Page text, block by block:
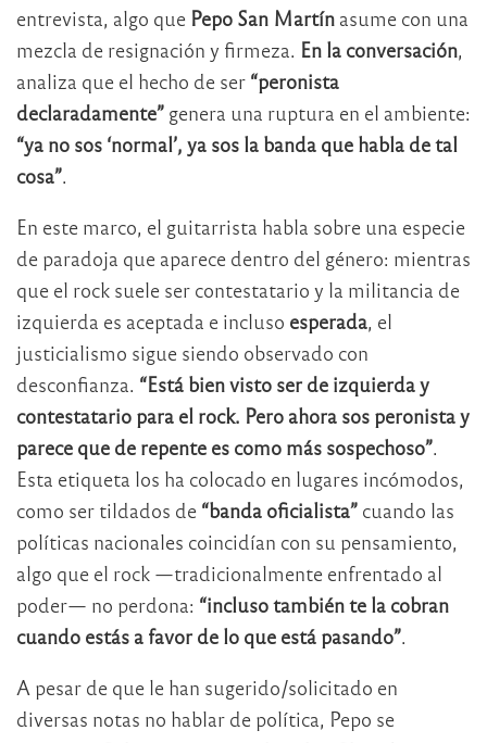
entrevista, algo que Pepo San Martín asume con una
mezcla de resignación y firmeza. En la conversación
analiza que el hecho de ser “peronista
declaradamente” genera una ruptura en el ambiente:
“ya no sos ‘normal’, ya sos la banda que habla de tal
cosa”
En este marco, el guitarrista habla sobre una especie
de paradoja que aparece dentro del género: mientras
que el rock suele ser contestatario y la militancia de
izquierda es aceptada e incluso esperada , el
justicialismo sigue siendo observado con
desconfianza. “Está bien visto ser de izquierda y
contestatario para el rock. Pero ahora sos peronista y
parece que de repente es como más sospechoso”
Esta etiqueta los ha colocado en lugares incómodos,
como ser tildados de “banda oficialista” cuando las
políticas nacionales coincidían con su pensamiento,
algo que el rock —tradicionalmente enfrentado al
poder— no perdona: “incluso también te la cobran
cuando estás a favor de lo que está pasando”
A pesar de que le han sugerido/solicitado en
diversas notas no hablar de política, Pepo se